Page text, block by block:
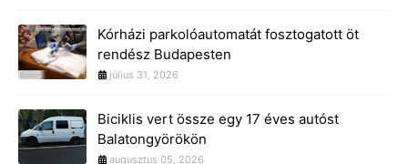
Kórházi parkolóautomatát fosztogatott öt
rendész Budapesten
július 31, 2026
Biciklis vert össze egy 17 éves autóst
Balatongyörökön
augusztus 05, 2026